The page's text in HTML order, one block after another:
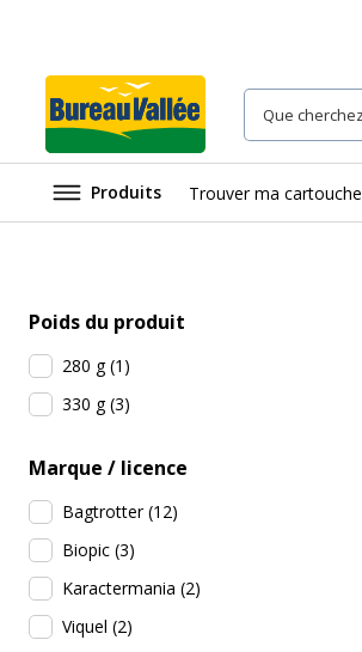
Produits Trouver ma cartouche
Poids du produit
280 g(1 )
330 g(3)
Marque / licence
Bagtrotter(12)
Biopic (3)
Karactermania (2)
Viquel (2)